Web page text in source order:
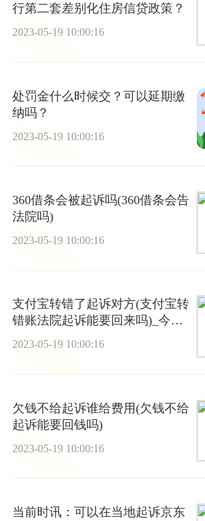
行第二套差别化住房信贷政策？
2023-05-19 10:00:16
处罚金什么时候交？可以延期缴
纳吗？
2023-05-19 10:00:16
360借条会被起诉吗(360借条会告
法院吗)
2023-05-19 10:00:16
支付宝转错了起诉对方(支付宝转
错账法院起诉能要回来吗)_今日
热议
2023-05-19 10:00:16
欠钱不给起诉谁给费用(欠钱不给
起诉能要回钱吗)
2023-05-19 10:00:16
当前时讯：可以在当地起诉京东